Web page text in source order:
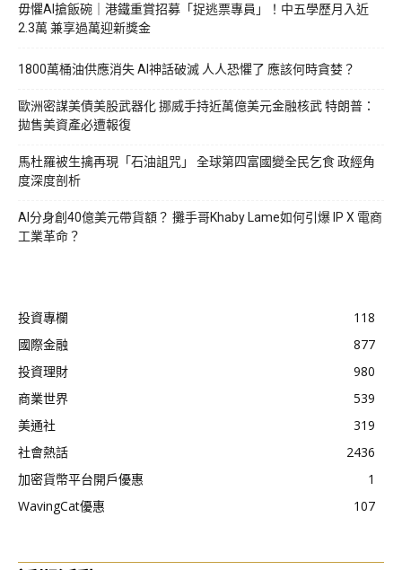
毋懼AI搶飯碗｜港鐵重賞招募「捉逃票專員」！中五學歷月入近
2.3萬 兼享過萬迎新獎金
1800萬桶油供應消失 AI神話破滅 人人恐懼了 應該何時貪婪？
歐洲密謀美債美股武器化 挪威手持近萬億美元金融核武 特朗普：
拋售美資產必遭報復
馬杜羅被生擒再現「石油詛咒」 全球第四富國變全民乞食 政經角
度深度剖析
AI分身創40億美元帶貨額？ 攤手哥Khaby Lame如何引爆 IP X 電商
工業革命？
投資專欄
118
國際金融
877
投資理財
980
商業世界
539
美通社
319
社會熱話
2436
加密貨幣平台開戶優惠
1
WavingCat優惠
107